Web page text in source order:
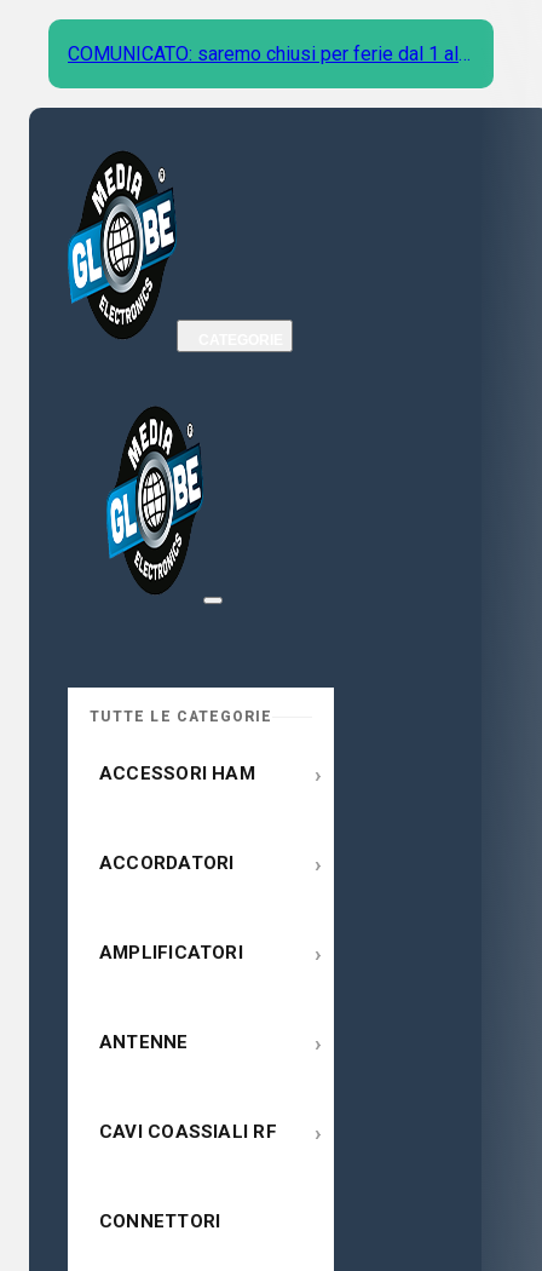
COMUNICATO: saremo chiusi per ferie dal 1 al 9
Agosto
TUTTE LE CATEGORIE
ACCESSORI HAM ›
ACCORDATORI ›
AMPLIFICATORI ›
ANTENNE ›
CAVI COASSIALI RF ›
CONNETTORI